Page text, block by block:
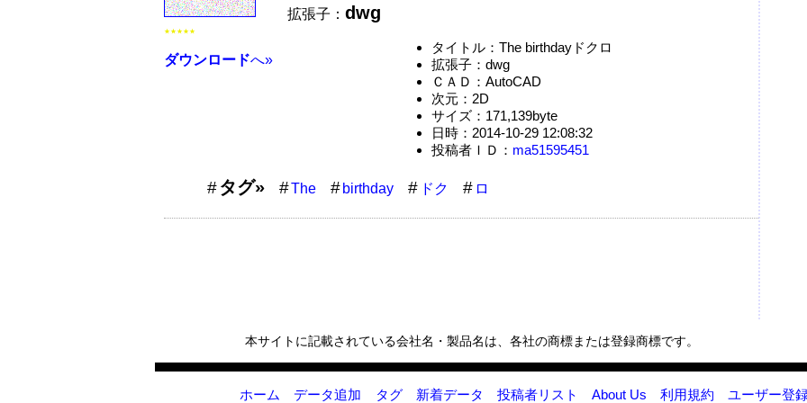
★★★★★
ダウンロードへ»
拡張子： dwg
タイトル：The birthdayドクロ
拡張子：dwg
ＣＡＤ：AutoCAD
次元：2D
サイズ：171,139byte
日時：2014-10-29 12:08:32
投稿者ＩＤ： ma51595451
タグ» The birthday ドク ロ
本サイトに記載されている会社名・製品名は、各社の商標または登録商標です。
ホーム データ追加 タグ 新着データ 投稿者リスト About Us 利用規約 ユーザー登